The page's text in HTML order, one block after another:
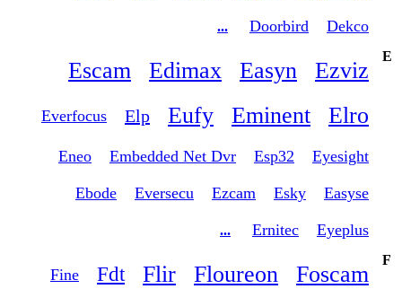
Dekco
Doorbird
...
E
Ezviz
Easyn
Edimax
Escam
Elro
Eminent
Eufy
Elp
Everfocus
Eyesight
Esp32
Embedded Net Dvr
Eneo
Easyse
Esky
Ezcam
Eversecu
Ebode
Eyeplus
Ernitec
...
F
Foscam
Floureon
Flir
Fdt
Fine